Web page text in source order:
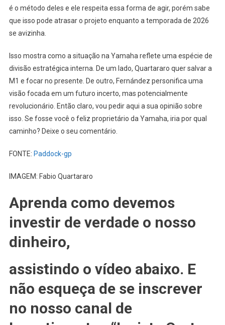
é o método deles e ele respeita essa forma de agir, porém sabe
que isso pode atrasar o projeto enquanto a temporada de 2026
se avizinha.
Isso mostra como a situação na Yamaha reflete uma espécie de
divisão estratégica interna. De um lado, Quartararo quer salvar a
M1 e focar no presente. De outro, Fernández personifica uma
visão focada em um futuro incerto, mas potencialmente
revolucionário. Então claro, vou pedir aqui a sua opinião sobre
isso. Se fosse você o feliz proprietário da Yamaha, iria por qual
caminho? Deixe o seu comentário.
FONTE: Paddock-gp
IMAGEM: Fabio Quartararo
Aprenda como devemos
investir de verdade o nosso
dinheiro,
assistindo o vídeo abaixo. E
não esqueça de se inscrever
no nosso canal de